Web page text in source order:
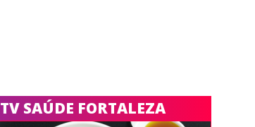
TV SAÚDE FORTALEZA